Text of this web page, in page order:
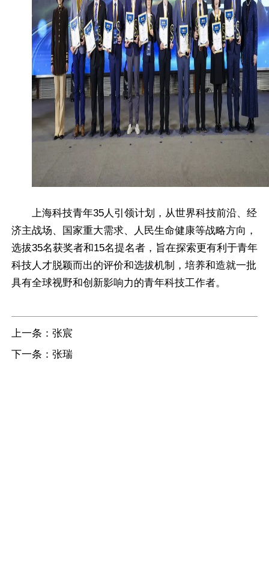
上海科技青年35人引领计划，从世界科技前沿、经
济主战场、国家重大需求、人民生命健康等战略方向，
选拔35名获奖者和15名提名者，旨在探索更有利于青年
科技人才脱颖而出的评价和选拔机制，培养和造就一批
具有全球视野和创新影响力的青年科技工作者。
上一条： 张宸
下一条： 张瑞